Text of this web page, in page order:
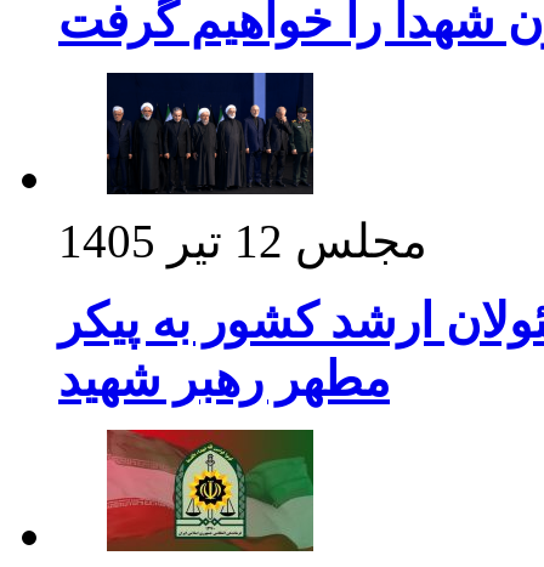
شهدا را خواهیم گرفت
مجلس 12 تیر 1405
ارشد کشور به پیکر
مطهر رهبر شهید